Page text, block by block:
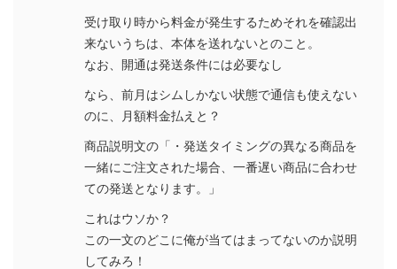
受け取り時から料金が発生するためそれを確認出
来ないうちは、本体を送れないとのこと。
なお、開通は発送条件には必要なし
なら、前月はシムしかない状態で通信も使えない
のに、月額料金払えと？
商品説明文の「・発送タイミングの異なる商品を
一緒にご注文された場合、一番遅い商品に合わせ
ての発送となります。」
これはウソか？
この一文のどこに俺が当てはまってないのか説明
してみろ！